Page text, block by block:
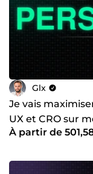
Glx
Je vais
UX et CRO sur
À partir de